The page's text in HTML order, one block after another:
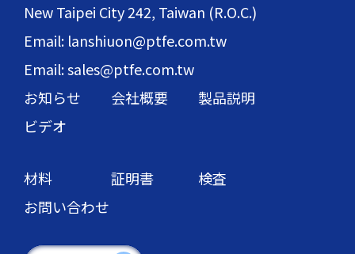
New Taipei City 242, Taiwan (R.O.C.)
Email: lanshiuon@ptfe.com.tw
Email: sales@ptfe.com.tw
お知らせ
会社概要
製品説明
ビデオ
材料 証明書
検査
お問い合わせ